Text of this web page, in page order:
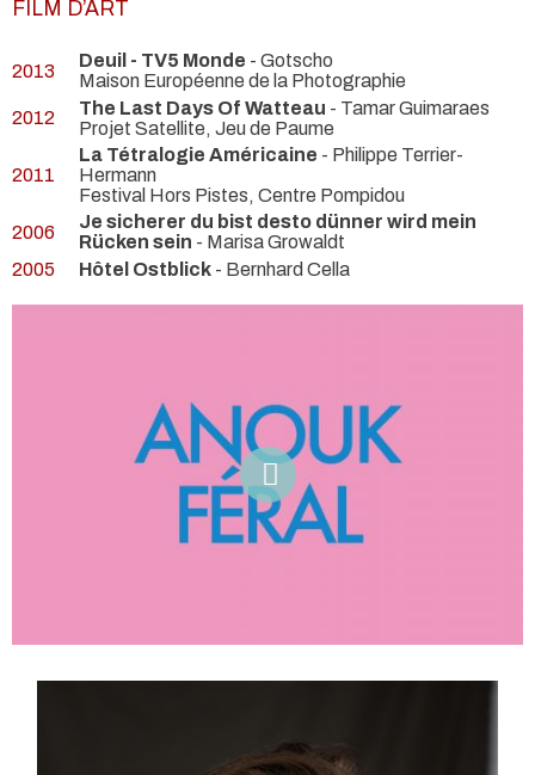
FILM D’ART
2013 Deuil - TV5 Monde - Gotscho
Maison Européenne de la Photographie
2012
The Last Days Of Watteau - Tamar Guimaraes
Projet Satellite, Jeu de Paume
2011
La Tétralogie Américaine - Philippe Terrier-
Hermann
Festival Hors Pistes, Centre Pompidou
2006
Je sicherer du bist desto dünner wird mein
Rücken sein - Marisa Growaldt
2005
Hôtel Ostblick - Bernhard Cella